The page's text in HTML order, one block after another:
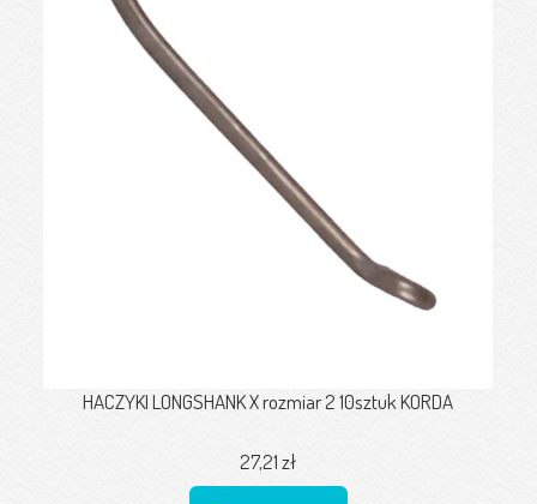
HACZYKI LONGSHANK X rozmiar 2 10sztuk KORDA
27,21 zł